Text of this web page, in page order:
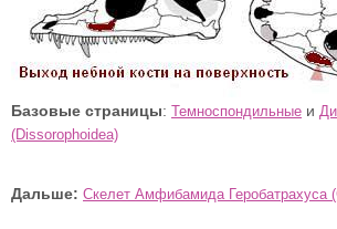
Базовые страницы: Темноспондильные и
(Dissorophoidea)
Дальше: Скелет Амфибамида Геробатрахуса